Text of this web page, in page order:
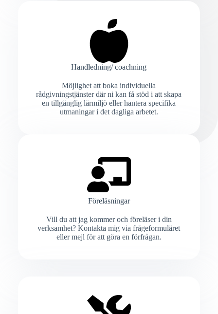
Handledning/ coachning
Möjlighet att boka individuella
rådgivningstjänster där ni kan få stöd i att skapa
en tillgänglig lärmiljö eller hantera specifika
utmaningar i det dagliga arbetet.
Föreläsningar
Vill du att jag kommer och föreläser i din
verksamhet? Kontakta mig via frågeformuläret
eller mejl för att göra en förfrågan.